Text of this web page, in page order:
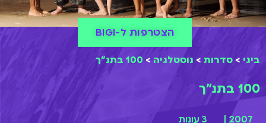
ביגי > סדרות > נוסטלגיה > 100 בתנ"ך
100 בתנ"ך
2007 | 3 עונות
הצטרפות ל-BIGI